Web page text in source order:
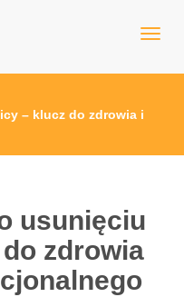
– klucz do zdrowia i
usunięciu
zdrowia